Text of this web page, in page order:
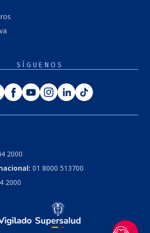
SÍGUENOS
TwitterFacebook
YoutubeInstagram
LinkedinTiktok
2000
01 8000 513700
2000